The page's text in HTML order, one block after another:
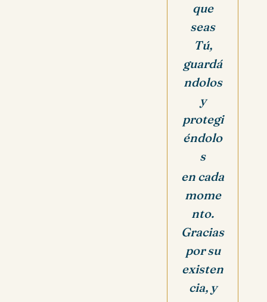
que
seas
Tú,
guardá
ndolos
y
protegi
éndolo
s
en cada
mome
nto.
Gracias
por su
existen
cia, y